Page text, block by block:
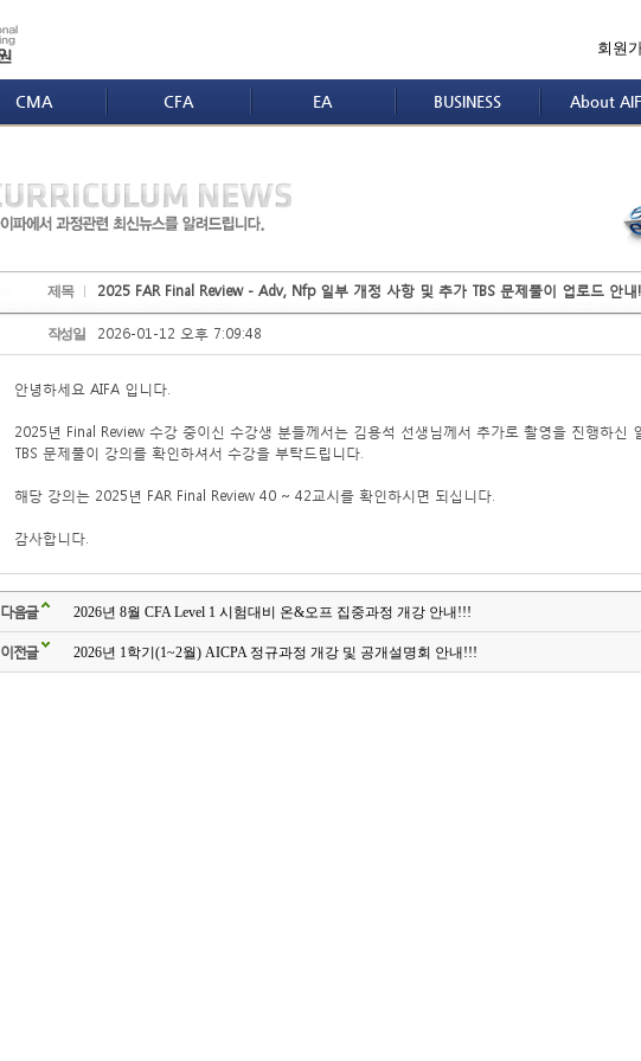
회원
CMA CFA EA BUSINESS About
제목 2025 FAR Final Review - Adv, Nfp 일부 개정 사항 및 추가 TBS 문제풀이 업로드 안내
작성일 2026-01-12 오후 7:09:48
안녕하세요 AIFA 입니다.
2025년 Final Review 수강 중이신 수강생 분들께서는 김용석 선생님께서 추가로 촬영을 진행하신
TBS 문제풀이 강의를 확인하셔서 수강을 부탁드립니다.
해당 강의는 2025년 FAR Final Review 40 ~ 42교시를 확인하시면 되십니다.
감사합니다.
다음글 2026년 8월 CFA Level 1 시험대비 온&오프 집중과정 개강 안내!!!
이전글 2026년 1학기(1~2월) AICPA 정규과정 개강 및 공개설명회 안내!!!